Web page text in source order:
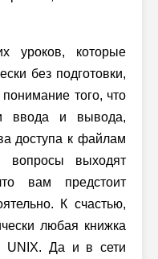
уроков, которые
без подготовки,
того, что
ввода и вывода,
доступа к файлам
выходят
вам предстоит
К счастью,
любая книжка
UNIX. Да и в сети